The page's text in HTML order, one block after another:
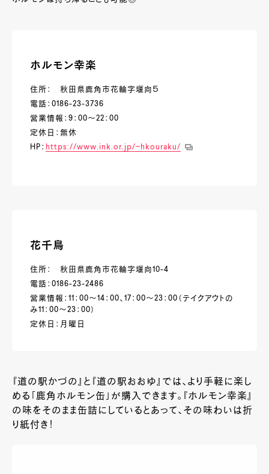
ホルモン幸楽
住所： 秋田県鹿角市花輪字堰向５
電話：0186-23-3736
営業情報：9：00～22：00
定休日：無休
HP： https://www.ink.or.jp/~hkouraku/
花千鳥
住所： 秋田県鹿角市花輪字堰向10-4
電話：0186-23-2486
営業情報：11：00～14：00、17：00～23：00（テイクアウトの
み11：00～23：00）
定休日：月曜日
『道の駅かづの』と『道の駅おおゆ』では、より手軽に楽し
める「鹿角ホルモン缶」が購入できます。『ホルモン幸楽』
の味をそのまま缶詰にしているとあって、その味わいは折
り紙付き！